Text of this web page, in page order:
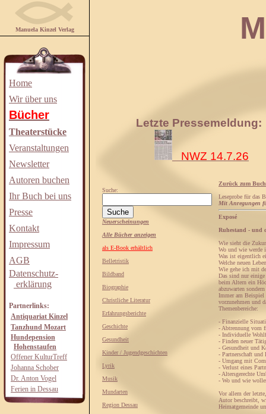
Manuela Kinzel Verlag
Home
Wir über uns
Bücher
Theaterstücke
Veranstaltungen
Newsletter
Autoren buchen
Ihr Buch bei uns
Presse
Kontakt
Impressum
AGB
Datenschutz-
erklärung
Partnerlinks:
Antiquariat Kinzel
Tanzhund Mozart
Hundepension
Hohenstaufen
Offener KulturTreff
Johanna Schober
Dr. Anton Vogel
Ferien in Dessau
Letzte Pressemeldung:
NWZ 14.7.26
Suche:
Neuerscheinungen
Alle Bücher anzeigen
als E-Book erhältlich
Belletristik
Bildband
Biographie
Christliche Literatur
Erfahrungsberichte
Geschichte
Gesundheit
Kinder / Jugendgeschichten
Lyrik
Musik
Mundarten
Region Dessau
Zurück zum Buch
Leseprobe für das
Mit Anregungen
Exposé
Ruhestand - und
Wie sieht die
Wo und wie werde
Was ist eigentlich
Welche neuen
Wie gehe ich mit
Das sind nur
beim Altern ein
abzuwarten
Immer am Beispiel
vorzunehmen und
Themenbereiche:
- Finanzielle
- Abtrennung vom
- Individuelle
- Finden neuer
- Gesundheit und
- Partnerschaft und
- Umgang mit
- Verlust eines
- Altersgerechte
- Wo und wie
Vor allem der
Autor beschreibt,
Heimatgemeinde